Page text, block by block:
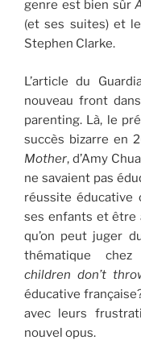
genre est bien sûr
(et ses suites) et
Stephen Clarke.
L’article du
nouveau front
parenting. Là, le
succès bizarre en
Mother, d’Amy
ne savaient pas
réussite éducative
ses enfants et être
qu’on peut juger
thématique chez
children don’t
éducative
avec leurs
nouvel opus.